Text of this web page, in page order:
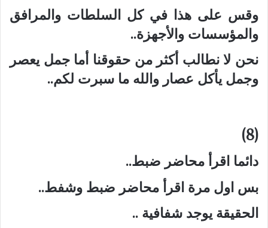
وقس على هذا في كل السلطات والمرافق
والمؤسسات والأجهزة..
نحن لا نطالب أكثر من حقوقنا أما جمل يعصر
وجمل يأكل عصار والله ما سبرت لكم..
(8)
دائما اقرأ محاضر ضبط..
بس اول مرة اقرأ محاضر ضبط وشفط..
الحقيقة يوجد شفافية ..